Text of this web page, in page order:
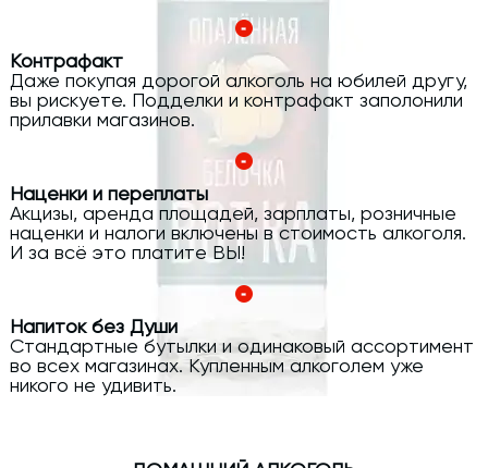
Контрафакт
Даже покупая дорогой алкоголь на юбилей другу,
вы рискуете. Подделки и контрафакт заполонили
прилавки магазинов.
Наценки и переплаты
Акцизы, аренда площадей, зарплаты, розничные
наценки и налоги включены в стоимость алкоголя.
И за всё это платите ВЫ!
Напиток без Души
Стандартные бутылки и одинаковый ассортимент
во всех магазинах. Купленным алкоголем уже
никого не удивить.